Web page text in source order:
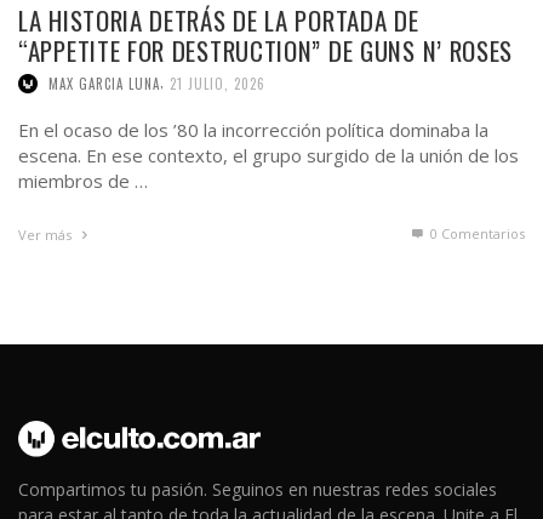
LA HISTORIA DETRÁS DE LA PORTADA DE
“APPETITE FOR DESTRUCTION” DE GUNS N’ ROSES
MAX GARCIA LUNA 21 JULIO, 2026
En el ocaso de los ’80 la incorrección política dominaba la
escena. En ese contexto, el grupo surgido de la unión de los
miembros de …
Ver más 0 Comentarios
Compartimos tu pasión. Seguinos en nuestras redes sociales